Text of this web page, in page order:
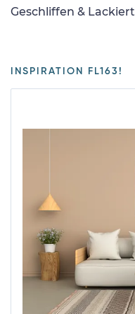
Geschliffen & Lackiert
INSPIRATION FL163!